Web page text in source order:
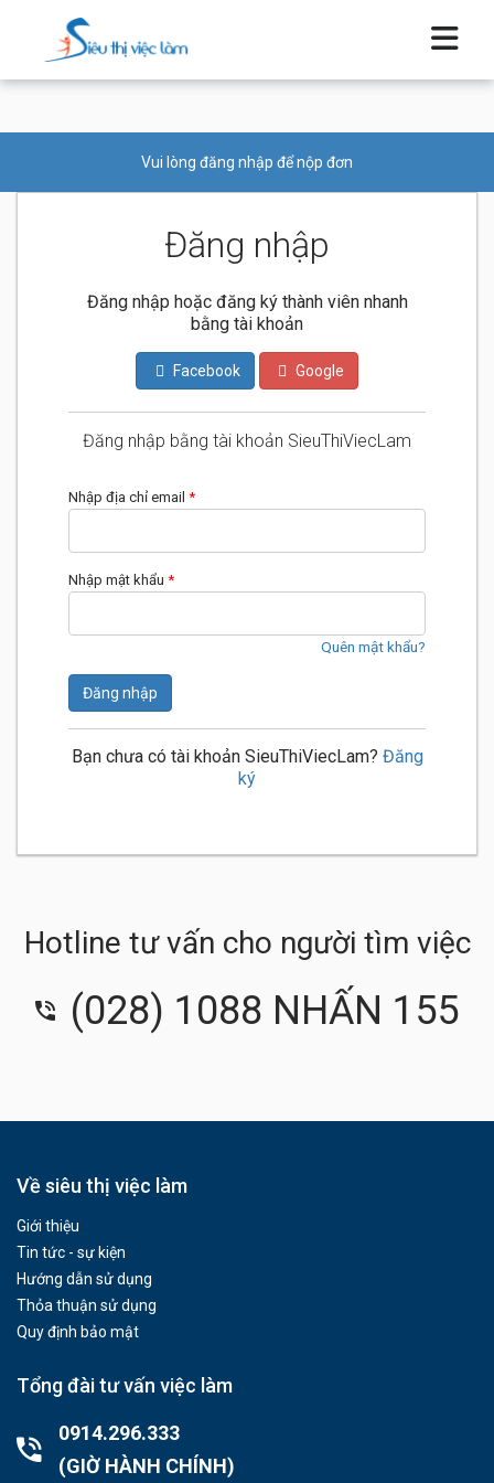
Vui lòng đăng nhập để nộp đơn
Đăng nhập
Đăng nhập hoặc đăng ký thành viên nhanh
bằng tài khoản
Facebook Google
Đăng nhập bằng tài khoản SieuThiViecLam
Nhập địa chỉ email *
Nhập mật khẩu *
Quên mật khẩu?
Đăng nhập
Bạn chưa có tài khoản SieuThiViecLam? Đăng
ký
Hotline tư vấn cho người tìm việc
(028) 1088 NHẤN 155
Về siêu thị việc làm
Giới thiệu
Tin tức - sự kiện
Hướng dẫn sử dụng
Thỏa thuận sử dụng
Quy định bảo mật
Tổng đài tư vấn việc làm
0914.296.333
(GIỜ HÀNH CHÍNH)